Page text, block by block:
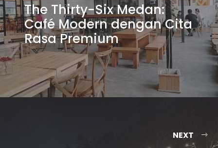
The Thirty-Six Medan:
Café Modern dengan Cita
Rasa Premium
NEXT